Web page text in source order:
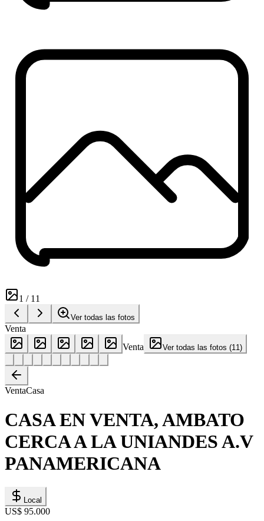
1 / 11
Ver todas las fotos
Venta
Venta
Ver todas las fotos (11)
VentaCasa
CASA EN VENTA, AMBATO
CERCA A LA UNIANDES A.V
PANAMERICANA
Local
US$ 95.000